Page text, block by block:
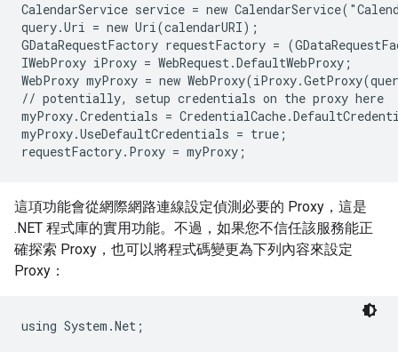
CalendarService service = new
query.Uri = new Uri(calendarURI);
GDataRequestFactory requestFactory =
IWebProxy iProxy = WebRequest.DefaultWebProxy;
WebProxy myProxy = new
// potentially, setup credentials on the proxy here
myProxy.Credentials =
myProxy.UseDefaultCredentials = true;
這項功能會從網際網路連線設定偵測必要的 Proxy，這是
.NET 程式庫的實用功能。不過，如果您不信任該服務能正
確探索 Proxy，也可以將程式碼變更為下列內容來設定
Proxy：
using System.Net;